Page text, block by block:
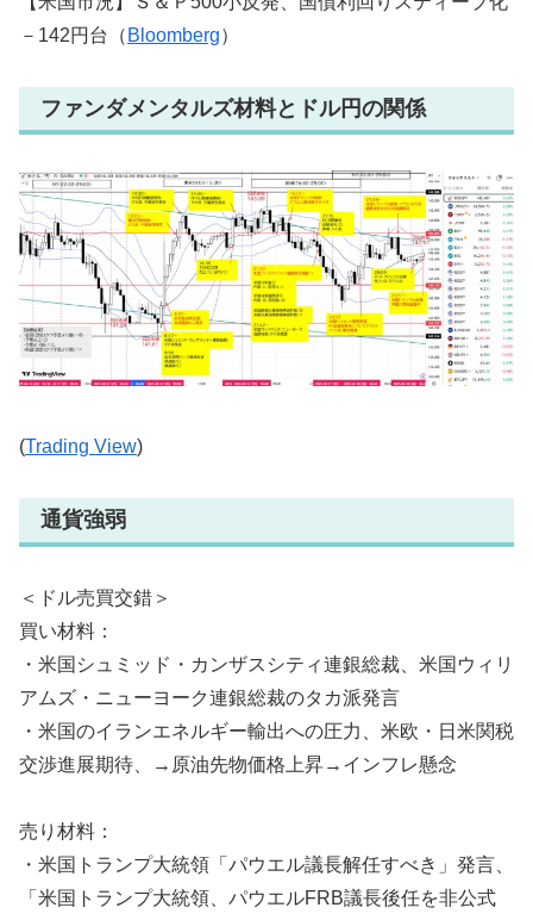
－142円台（ Bloomberg）
ファンダメンタルズ材料とドル円の関係
(Trading View)
通貨強弱
＜ドル売買交錯＞
買い材料：
・米国シュミッド・カンザスシティ連銀総裁、米国ウィリ
アムズ・ニューヨーク連銀総裁のタカ派発言
・米国のイランエネルギー輸出への圧力、米欧・日米関税
交渉進展期待、→原油先物価格上昇→インフレ懸念
売り材料：
・米国トランプ大統領「パウエル議長解任すべき」発言、
「米国トランプ大統領、パウエルFRB議長後任を非公式